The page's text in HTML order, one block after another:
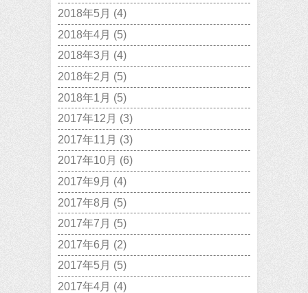
2018年5月 (4)
2018年4月 (5)
2018年3月 (4)
2018年2月 (5)
2018年1月 (5)
2017年12月 (3)
2017年11月 (3)
2017年10月 (6)
2017年9月 (4)
2017年8月 (5)
2017年7月 (5)
2017年6月 (2)
2017年5月 (5)
2017年4月 (4)